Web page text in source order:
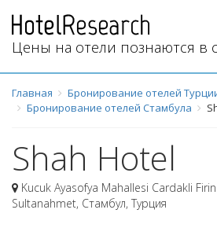
Цены на отели познаются в
Главная
Бронирование отелей
Бронирование отелей Стамбула
Shah Hotel
Kucuk Ayasofya Mahallesi Cardakli
Sultanahmet, Стамбул, Турция